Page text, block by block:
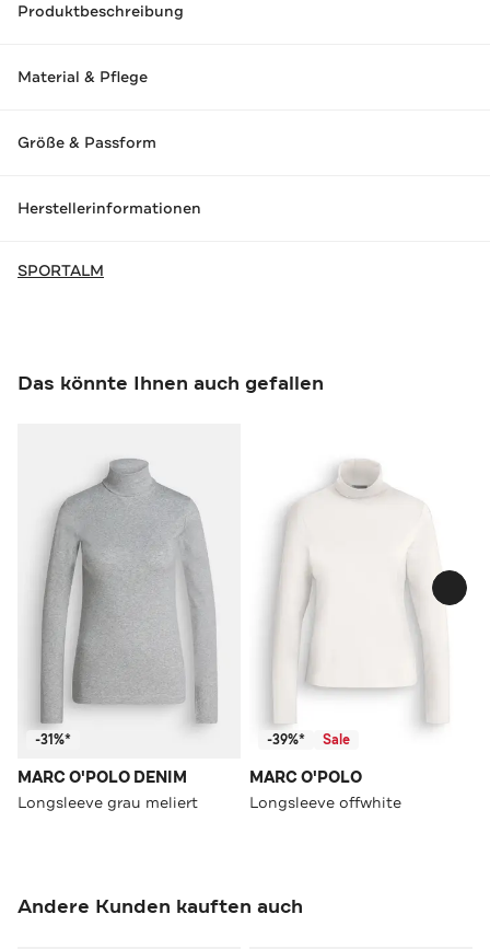
Produktbeschreibung
Material & Pflege
Größe & Passform
Herstellerinformationen
SPORTALM
Das könnte Ihnen auch gefallen
-31%*
MARC O'POLO DENIM
Longsleeve grau meliert
-39%* Sale
MARC O'POLO
Longsleeve offwhite
Andere Kunden kauften auch